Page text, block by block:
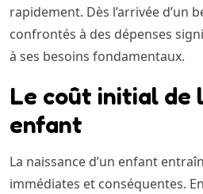
rapidement. Dès l’arrivée d’un
confrontés à des dépenses
à ses besoins fondamentaux.
Le coût initial de
enfant
La naissance d’un enfant
immédiates et conséquentes. En